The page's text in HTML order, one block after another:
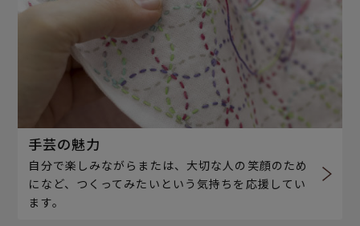
手芸の魅力
自分で楽しみながらまたは、大切な人の笑顔のため
になど、つくってみたいという気持ちを応援してい
ます。